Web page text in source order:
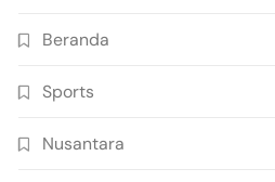
Beranda
Sports
Nusantara